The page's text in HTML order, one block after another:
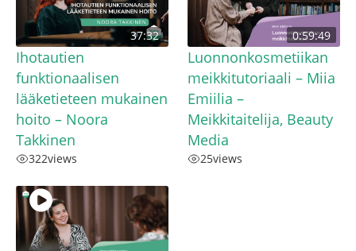
37:32
Ihotautien
funktionaalisen
lääketieteen mukainen
hoito – Noora
Takkinen
322views
0:59:49
Luonnonkosmetiikan
meikkitutoriaali – Miia
Emiilia –
Meikkitaitelija, Beauty
Media
25views